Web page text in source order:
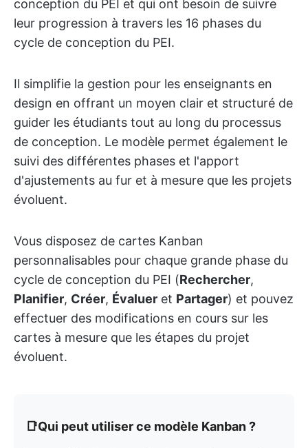
conception du PEI et qui ont besoin de suivre
leur progression à travers les 16 phases du
cycle de conception du PEI.
Il simplifie la gestion pour les enseignants en
design en offrant un moyen clair et structuré de
guider les étudiants tout au long du processus
de conception. Le modèle permet également le
suivi des différentes phases et l'apport
d'ajustements au fur et à mesure que les projets
évoluent.
Vous disposez de cartes Kanban
personnalisables pour chaque grande phase du
cycle de conception du PEI (Rechercher,
Planifier, Créer, Évaluer et Partager) et pouvez
effectuer des modifications en cours sur les
cartes à mesure que les étapes du projet
évoluent.
📑Qui peut utiliser ce modèle Kanban ?